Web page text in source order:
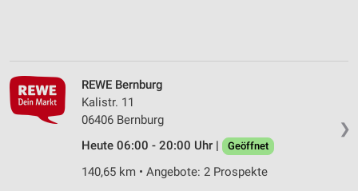
❯
REWE Bernburg
Kalistr. 11
06406 Bernburg
Heute 06:00 - 20:00 Uhr |
Geöffnet
140,65 km • Angebote: 2 Prospekte